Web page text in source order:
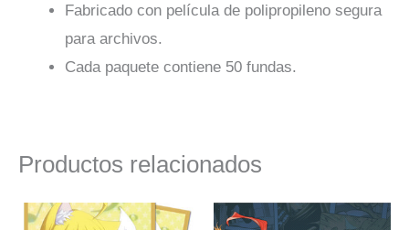
Fabricado con película de polipropileno segura
para archivos.
Cada paquete contiene 50 fundas.
Productos relacionados